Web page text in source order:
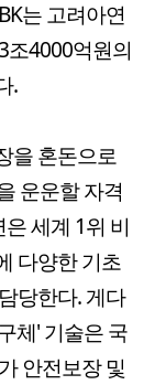
는 고려아연
조4000억원의
.
을 혼돈으로
운운할 자격
세계 1위 비
다양한 기초
당한다. 게다
체' 기술은 국
안전보장 및